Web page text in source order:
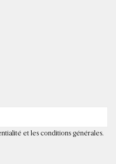
et les conditions générales.